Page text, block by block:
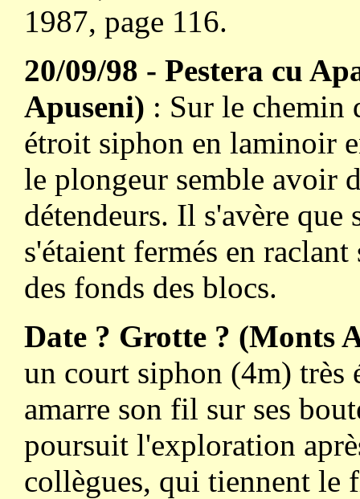
1987, page 116.
20/09/98 - Pestera cu
Apuseni) : Sur le chemin
étroit siphon en laminoir
le plongeur semble avoir
détendeurs. Il s'avère que
s'étaient fermés en
des fonds des blocs.
Date ? Grotte ? (Monts
un court siphon (4m) très
amarre son fil sur ses
poursuit l'exploration
collègues, qui tiennent le